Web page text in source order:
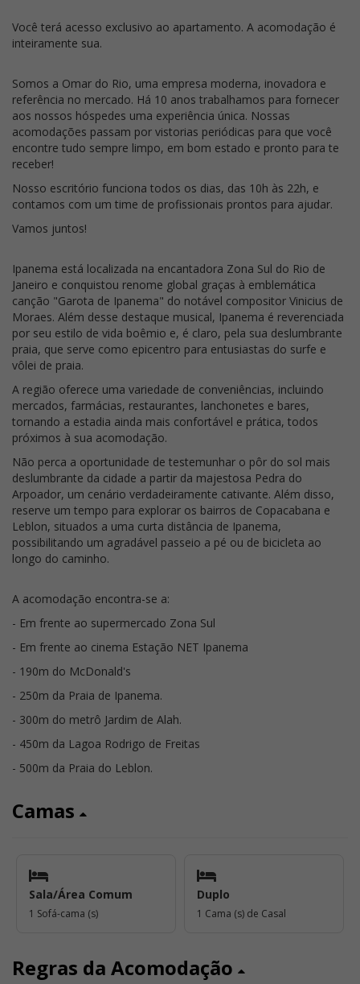
Você terá acesso exclusivo ao apartamento. A acomodação é
inteiramente sua.
Somos a Omar do Rio, uma empresa moderna, inovadora e
referência no mercado. Há 10 anos trabalhamos para fornecer
aos nossos hóspedes uma experiência única. Nossas
acomodações passam por vistorias periódicas para que você
encontre tudo sempre limpo, em bom estado e pronto para te
receber!
Nosso escritório funciona todos os dias, das 10h às 22h, e
contamos com um time de profissionais prontos para ajudar.
Vamos juntos!
Ipanema está localizada na encantadora Zona Sul do Rio de
Janeiro e conquistou renome global graças à emblemática
canção "Garota de Ipanema" do notável compositor Vinicius de
Moraes. Além desse destaque musical, Ipanema é reverenciada
por seu estilo de vida boêmio e, é claro, pela sua deslumbrante
praia, que serve como epicentro para entusiastas do surfe e
vôlei de praia.
A região oferece uma variedade de conveniências, incluindo
mercados, farmácias, restaurantes, lanchonetes e bares,
tornando a estadia ainda mais confortável e prática, todos
próximos à sua acomodação.
Não perca a oportunidade de testemunhar o pôr do sol mais
deslumbrante da cidade a partir da majestosa Pedra do
Arpoador, um cenário verdadeiramente cativante. Além disso,
reserve um tempo para explorar os bairros de Copacabana e
Leblon, situados a uma curta distância de Ipanema,
possibilitando um agradável passeio a pé ou de bicicleta ao
longo do caminho.
A acomodação encontra-se a:
- Em frente ao supermercado Zona Sul
- Em frente ao cinema Estação NET Ipanema
- 190m do McDonald's
- 250m da Praia de Ipanema.
- 300m do metrô Jardim de Alah.
- 450m da Lagoa Rodrigo de Freitas
- 500m da Praia do Leblon.
Camas
Sala/Área Comum
1 Sofá-cama (s)
Duplo
1 Cama (s) de Casal
Regras da Acomodação